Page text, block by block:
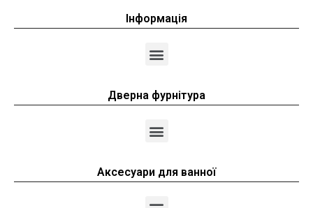
Інформація
Дверна фурнітура
Аксесуари для ванної